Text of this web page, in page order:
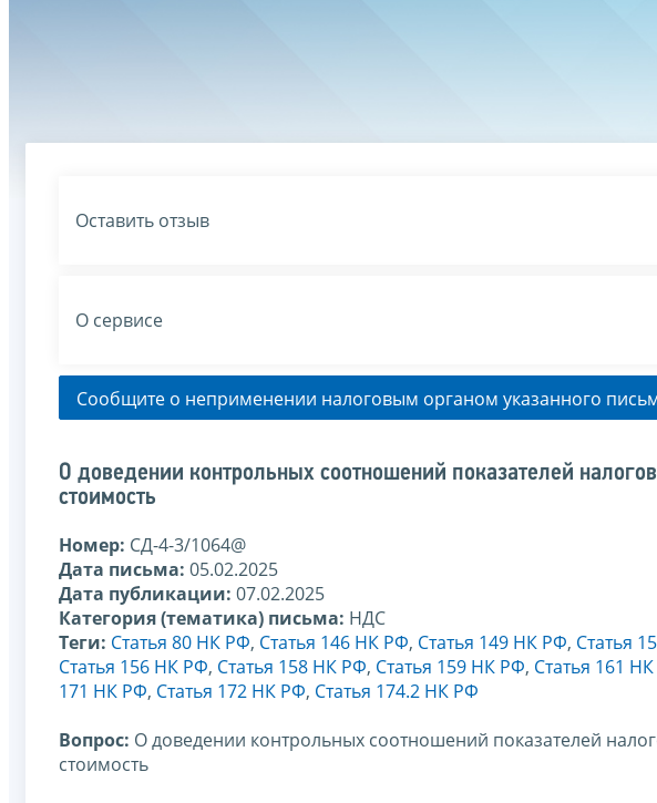
Оставить отзыв
О сервисе
Сообщите о неприменении налоговым органом указанного
О доведении контрольных соотношений показателей
стоимость
Номер: СД-4-3/1064@
Дата письма: 05.02.2025
Дата публикации: 07.02.2025
Категория (тематика) письма: НДС
Теги: Статья 80 НК РФ, Статья 146 НК РФ, Статья 149 НК РФ, Статья
Статья 156 НК РФ, Статья 158 НК РФ, Статья 159 НК РФ, Статья 161
171 НК РФ, Статья 172 НК РФ, Статья 174.2 НК РФ
Вопрос: О доведении контрольных соотношений показателей
стоимость